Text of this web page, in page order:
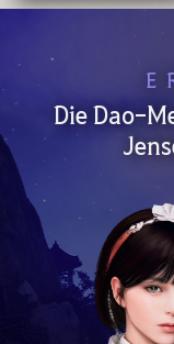
Die Dao-